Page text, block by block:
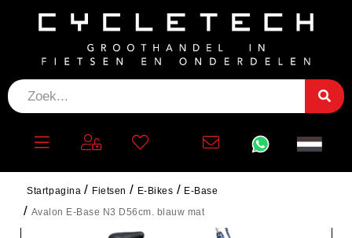
Startpagina Fietsen E-Bikes
E-Base
Avalon E-Base N3 D56cm. blauw mat